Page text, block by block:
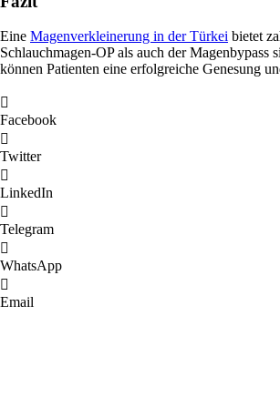
Eine Magenverkleinerung in der Türkei bietet
Schlauchmagen-OP als auch der
können Patienten eine erfolgreiche Genesung
Facebook
Twitter
LinkedIn
Telegram
WhatsApp
Email